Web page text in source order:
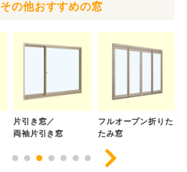
その他おすすめの窓
片引き窓／
両袖片引き窓
フルオープン折りた
たみ窓